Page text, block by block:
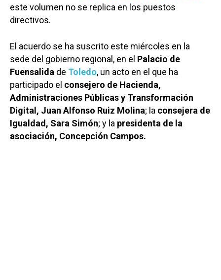
este volumen no se replica en los puestos
directivos.
El acuerdo se ha suscrito este miércoles en la
sede del gobierno regional, en el Palacio de
Fuensalida de Toledo, un acto en el que ha
participado el consejero de Hacienda,
Administraciones Públicas y Transformación
Digital, Juan Alfonso Ruiz Molina; la consejera de
Igualdad, Sara Simón; y la presidenta de la
asociación, Concepción Campos.